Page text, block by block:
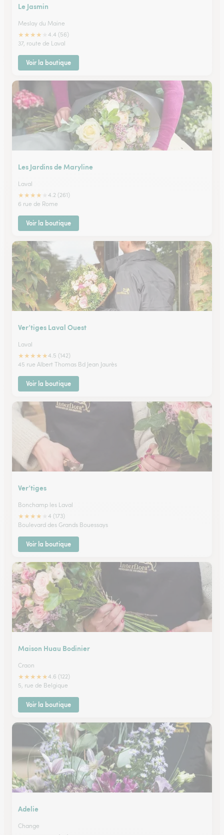
Le Jasmin
Meslay du Maine
★★★★
4.4 (56)
37, route de Laval
Voir la boutique
Les Jardins de Maryline
Laval
★★★★
4.2 (261)
6 rue de Rome
Voir la boutique
Ver’tiges Laval Ouest
Laval
★★★★★4.5 (142)
45 rue Albert Thomas Bd Jean Jaurès
Voir la boutique
Ver’tiges
Bonchamp les Laval
★★★★
4 (173)
Boulevard des Grands Bouessays
Voir la boutique
Maison Huau Bodinier
Craon
★★★★★4.6 (122)
5, rue de Belgique
Voir la boutique
Adelie
Change